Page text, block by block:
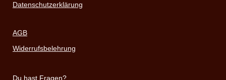
Datenschutzerklärung
AGB
Widerrufsbelehrung
Du hast Fragen?